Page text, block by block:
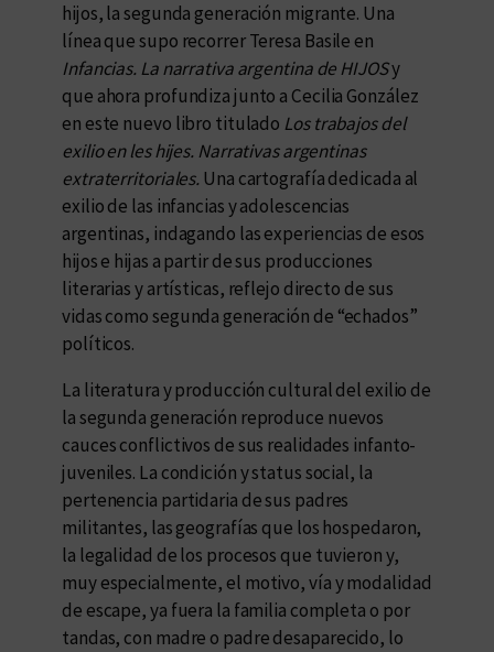
hijos, la segunda generación migrante. Una
línea que supo recorrer Teresa Basile en
Infancias. La narrativa argentina de HIJOSy
que ahora profundiza junto a Cecilia González
en este nuevo libro titulado Los trabajos del
exilio en les hijes. Narrativas argentinas
extraterritoriales. Una cartografía dedicada al
exilio de las infancias y adolescencias
argentinas, indagando las experiencias de esos
hijos e hijas a partir de sus producciones
literarias y artísticas, reflejo directo de sus
vidas como segunda generación de “echados”
políticos.
La literatura y producción cultural del exilio de
la segunda generación reproduce nuevos
cauces conflictivos de sus realidades infanto-
juveniles. La condición y status social, la
pertenencia partidaria de sus padres
militantes, las geografías que los hospedaron,
la legalidad de los procesos que tuvieron y,
muy especialmente, el motivo, vía y modalidad
de escape, ya fuera la familia completa o por
tandas, con madre o padre desaparecido, lo